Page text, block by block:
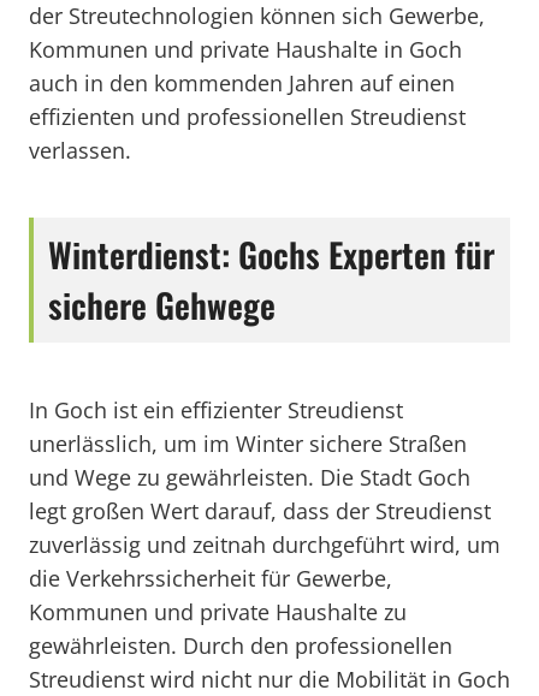
der Streutechnologien können sich Gewerbe,
Kommunen und private Haushalte in Goch
auch in den kommenden Jahren auf einen
effizienten und professionellen Streudienst
verlassen.
Winterdienst: Gochs Experten für
sichere Gehwege
In Goch ist ein effizienter Streudienst
unerlässlich, um im Winter sichere Straßen
und Wege zu gewährleisten. Die Stadt Goch
legt großen Wert darauf, dass der Streudienst
zuverlässig und zeitnah durchgeführt wird, um
die Verkehrssicherheit für Gewerbe,
Kommunen und private Haushalte zu
gewährleisten. Durch den professionellen
Streudienst wird nicht nur die Mobilität in Goch